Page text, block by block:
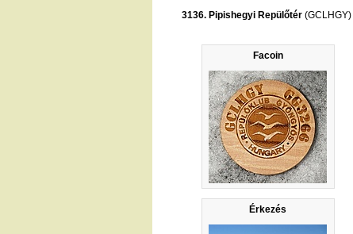
3136. Pipishegyi Repülőtér (GCLHGY)
Facoin
Érkezés